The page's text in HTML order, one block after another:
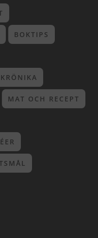
BOKTIPS
KRÖNIKA
MAT OCH RECEPT